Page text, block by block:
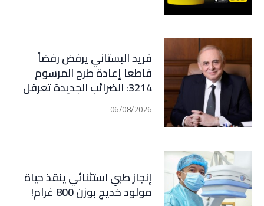
فريد البستاني يرفض رفضاً
قاطعاً إعادة طرح المرسوم
3214: الضرائب الجديدة تعرقل
التعافي الاقتصادي وتناقض
مبدأ الشراكة
06/08/2026
إنجاز طبي استثنائي ينقذ حياة
مولود خديج بوزن 800 غرام!